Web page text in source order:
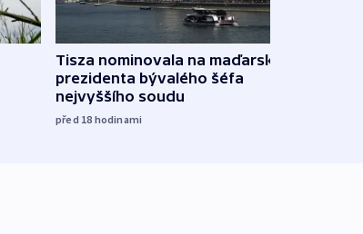
Tisza nominovala na maďarského
prezidenta bývalého šéfa
nejvyššího soudu
před 18 hodinami